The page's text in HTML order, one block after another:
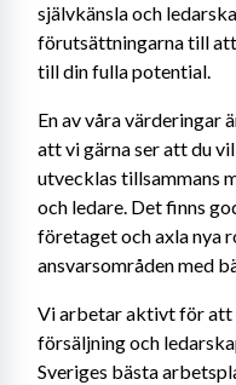
självkänsla och
förutsättningarna till
till din fulla potential.
En av våra värderingar
att vi gärna ser att du
utvecklas tillsammans
och ledare. Det finns
företaget och axla nya
ansvarsområden med
Vi arbetar aktivt för att
försäljning och
Sveriges bästa